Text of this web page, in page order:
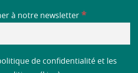
à notre newsletter *
de confidentialité et les